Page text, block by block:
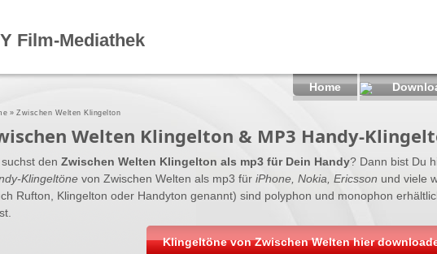
Welten Klingelton & MP3 Handy-
den Zwischen Welten Klingelton als mp3 für Dein Handy? Dann bist Du
Klingeltöne von Zwischen Welten als mp3 für iPhone, Nokia, Ericsson und viele
Rufton, Klingelton oder Handyton genannt) sind polyphon und monophon
Klingeltöne von Zwischen Welten hier
»Zwischen Welten Klingelton
Film-Mediathek
Home